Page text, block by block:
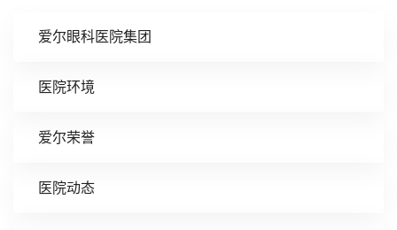
爱尔眼科医院集团
医院环境
爱尔荣誉
医院动态